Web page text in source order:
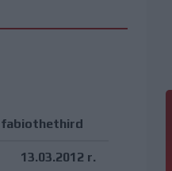
fabiothethird
13.03.2012 r.